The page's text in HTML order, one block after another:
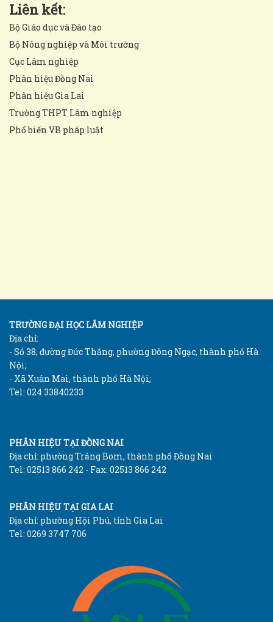
Liên kết:
Bộ Giáo dục và Đào tạo
Bộ Nông nghiệp và Môi trường
Cục Lâm nghiệp
Phân hiệu Đồng Nai
Phân hiệu Gia Lai
Trường THPT Lâm nghiệp
Phổ biến VB pháp luật
TRƯỜNG ĐẠI HỌC LÂM NGHIỆP
Địa chỉ:
- Số 38, đường Đức Thắng, phường Đông Ngạc, thành phố Hà
Nội;
- Xã Xuân Mai, thành phố Hà Nội;
Tel: 024 33840233
PHÂN HIỆU TẠI ĐỒNG NAI
Địa chỉ: phường Trảng Bom, thành phố Đồng Nai
Tel: 02513 866 242 - Fax: 02513 866 242
PHÂN HIỆU TẠI GIA LAI
Địa chỉ: phường Hội Phú, tỉnh Gia Lai
Tel: 0269 3747 706